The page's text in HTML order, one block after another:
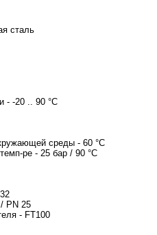
сталь
- -20 .. 90 °C
среды - 60 °C
ре - 25 бар / 90 °C
PN 25
- FT100